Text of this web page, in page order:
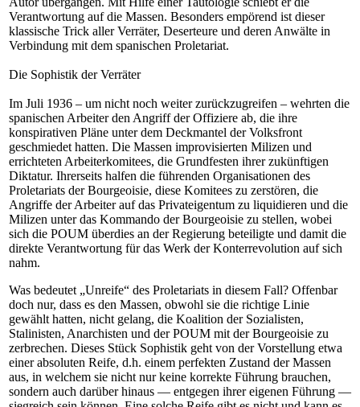
Verantwortung auf die Massen. Besonders empörend ist dieser
klassische Trick aller Verräter, Deserteure und deren Anwälte in
Verbindung mit dem spanischen Proletariat.
Die Sophistik der Verräter
Im Juli 1936 – um nicht noch weiter zurückzugreifen – wehrten die
spanischen Arbeiter den Angriff der Offiziere ab, die ihre
konspirativen Pläne unter dem Deckmantel der Volksfront
geschmiedet hatten. Die Massen improvisierten Milizen und
errichteten Arbeiterkomitees, die Grundfesten ihrer zukünftigen
Diktatur. Ihrerseits halfen die führenden Organisationen des
Proletariats der Bourgeoisie, diese Komitees zu zerstören, die
Angriffe der Arbeiter auf das Privateigentum zu liquidieren und die
Milizen unter das Kommando der Bourgeoisie zu stellen, wobei
sich die POUM überdies an der Regierung beteiligte und damit die
direkte Verantwortung für das Werk der Konterrevolution auf sich
nahm.
Was bedeutet „Unreife“ des Proletariats in diesem Fall? Offenbar
doch nur, dass es den Massen, obwohl sie die richtige Linie
gewählt hatten, nicht gelang, die Koalition der Sozialisten,
Stalinisten, Anarchisten und der POUM mit der Bourgeoisie zu
zerbrechen. Dieses Stück Sophistik geht von der Vorstellung etwa
einer absoluten Reife, d.h. einem perfekten Zustand der Massen
aus, in welchem sie nicht nur keine korrekte Führung brauchen,
sondern auch darüber hinaus — entgegen ihrer eigenen Führung —